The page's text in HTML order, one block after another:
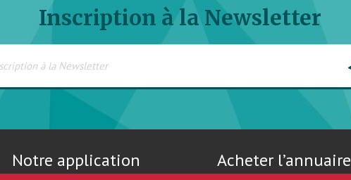
Inscription à la Newsletter
Notre application Acheter l’annuaire